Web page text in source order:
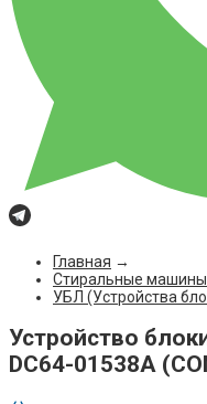
Главная →
Стиральные машины
УБЛ (Устройства
Устройство
DC64-01538A